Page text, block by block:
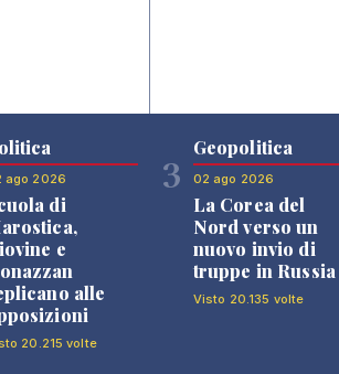
ago 2026
di
e
alle
20.215 volte
3
Geopolitica
02 ago 2026
La Corea del
Nord verso un
nuovo invio di
truppe in Russia
Visto 20.135 volte